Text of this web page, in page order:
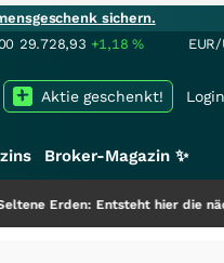
sichern.
29.728,93 +1,18% EUR/
Login
Aktie geschenkt!
Broker-Magazin ✨
Entsteht hier die nächste